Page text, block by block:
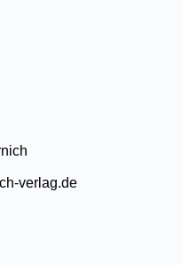
verlag.de